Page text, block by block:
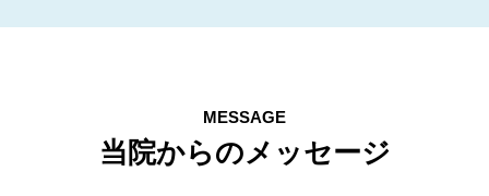
MESSAGE
当院からのメッセージ